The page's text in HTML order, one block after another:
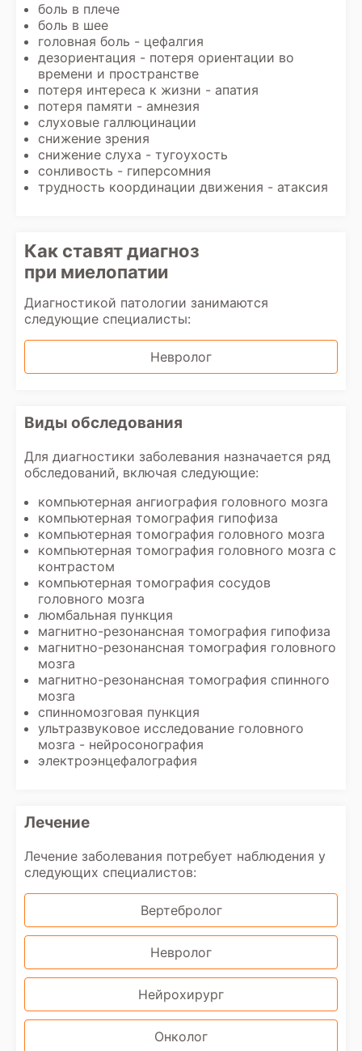
боль в плече
боль в шее
головная боль - цефалгия
дезориентация - потеря ориентации во
времени и пространстве
потеря интереса к жизни - апатия
потеря памяти - амнезия
слуховые галлюцинации
снижение зрения
снижение слуха - тугоухость
сонливость - гиперсомния
трудность координации движения - атаксия
Как ставят диагноз
при миелопатии
Диагностикой патологии занимаются
следующие специалисты:
Невролог
Виды обследования
Для диагностики заболевания назначается ряд
обследований, включая следующие:
компьютерная ангиография головного мозга
компьютерная томография гипофиза
компьютерная томография головного мозга
компьютерная томография головного мозга с
контрастом
компьютерная томография сосудов
головного мозга
люмбальная пункция
магнитно-резонансная томография гипофиза
магнитно-резонансная томография головного
мозга
магнитно-резонансная томография спинного
мозга
спинномозговая пункция
ультразвуковое исследование головного
мозга - нейросонография
электроэнцефалография
Лечение
Лечение заболевания потребует наблюдения у
следующих специалистов:
Вертебролог
Невролог
Нейрохирург
Онколог